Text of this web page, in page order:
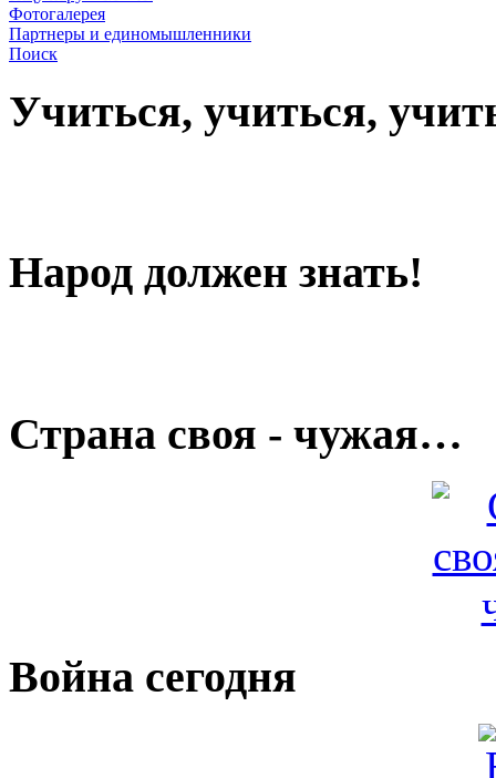
Фотогалерея
Партнеры и единомышленники
Поиск
Учиться, учиться,
Народ должен знать!
Страна своя - чужая…
Война сегодня